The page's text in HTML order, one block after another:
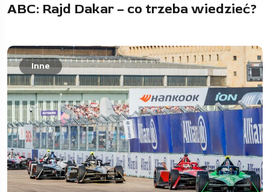
ABC: Rajd Dakar – co trzeba wiedzieć?
Inne